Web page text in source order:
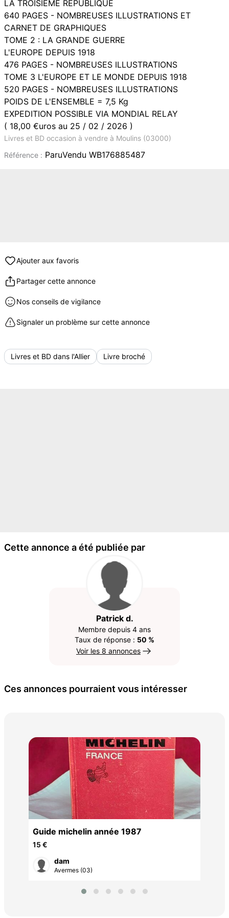
LA TROISIEME REPUBLIQUE
640 PAGES - NOMBREUSES ILLUSTRATIONS ET
CARNET DE GRAPHIQUES
TOME 2 : LA GRANDE GUERRE
L'EUROPE DEPUIS 1918
476 PAGES - NOMBREUSES ILLUSTRATIONS
TOME 3 L'EUROPE ET LE MONDE DEPUIS 1918
520 PAGES - NOMBREUSES ILLUSTRATIONS
POIDS DE L'ENSEMBLE = 7,5 Kg
EXPEDITION POSSIBLE VIA MONDIAL RELAY
( 18,00 €uros au 25 / 02 / 2026 )
Livres et BD occasion à vendre à Moulins (03000)
Référence : ParuVendu WB176885487
Ajouter aux favoris
Partager cette annonce
Nos conseils de vigilance
Signaler un problème sur cette annonce
Livres et BD dans l'Allier Livre broché
Cette annonce a été publiée par
Patrick d.
Membre depuis 4 ans
Taux de réponse : 50 %
Voir les 8 annonces
Ces annonces pourraient vous intéresser
Guide michelin année 1987
15 €
dam
Avermes (03)